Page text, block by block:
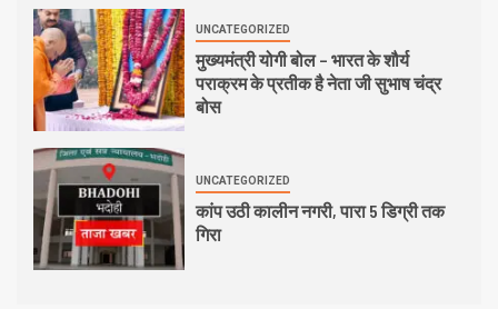
UNCATEGORIZED
मुख्यमंत्री योगी बोल – भारत के शौर्य
पराक्रम के प्रतीक है नेता जी सुभाष चंद्र
बोस
UNCATEGORIZED
कांप उठी कालीन नगरी, पारा 5 डिग्री तक
गिरा